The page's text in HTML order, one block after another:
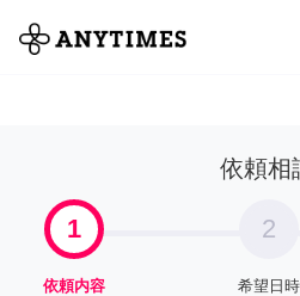
全て
依頼相
1
依頼内容
2
希望日時